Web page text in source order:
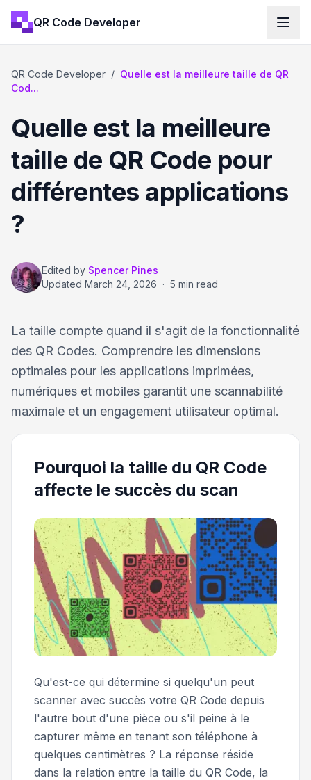
QR Code Developer
QR Code Developer / Quelle est la meilleure taille de QR
Cod...
Quelle est la meilleure
taille de QR Code pour
différentes applications
?
Edited by Spencer Pines
Updated March 24, 2026 · 5 min read
La taille compte quand il s'agit de la fonctionnalité
des QR Codes. Comprendre les dimensions
optimales pour les applications imprimées,
numériques et mobiles garantit une scannabilité
maximale et un engagement utilisateur optimal.
Pourquoi la taille du QR Code
affecte le succès du scan
Qu'est-ce qui détermine si quelqu'un peut
scanner avec succès votre QR Code depuis
l'autre bout d'une pièce ou s'il peine à le
capturer même en tenant son téléphone à
quelques centimètres ? La réponse réside
dans la relation entre la taille du QR Code, la